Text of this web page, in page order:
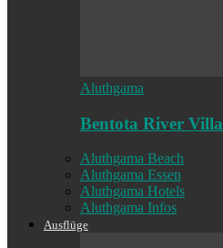
Aluthgama
Bentota River Villa
Aluthgama Beach
Aluthgama Essen
Aluthgama Hotels
Aluthgama Infos
Ausflüge